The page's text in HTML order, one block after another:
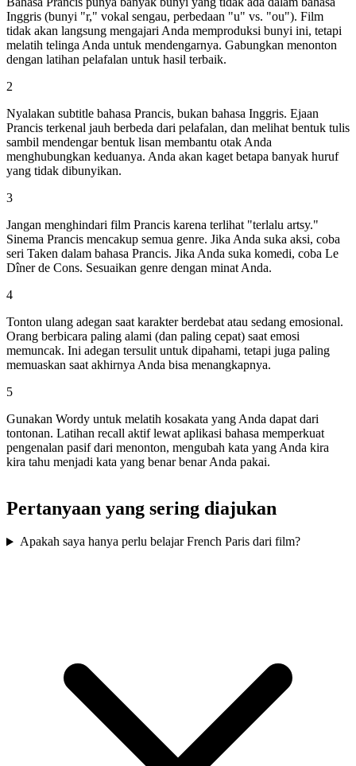
Inggris (bunyi "r," vokal sengau, perbedaan "u" vs. "ou"). Film
tidak akan langsung mengajari Anda memproduksi bunyi ini, tetapi
melatih telinga Anda untuk mendengarnya. Gabungkan menonton
dengan latihan pelafalan untuk hasil terbaik.
2
Nyalakan subtitle bahasa Prancis, bukan bahasa Inggris. Ejaan
Prancis terkenal jauh berbeda dari pelafalan, dan melihat bentuk tulis
sambil mendengar bentuk lisan membantu otak Anda
menghubungkan keduanya. Anda akan kaget betapa banyak huruf
yang tidak dibunyikan.
3
Jangan menghindari film Prancis karena terlihat "terlalu artsy."
Sinema Prancis mencakup semua genre. Jika Anda suka aksi, coba
seri Taken dalam bahasa Prancis. Jika Anda suka komedi, coba Le
Dîner de Cons. Sesuaikan genre dengan minat Anda.
4
Tonton ulang adegan saat karakter berdebat atau sedang emosional.
Orang berbicara paling alami (dan paling cepat) saat emosi
memuncak. Ini adegan tersulit untuk dipahami, tetapi juga paling
memuaskan saat akhirnya Anda bisa menangkapnya.
5
Gunakan Wordy untuk melatih kosakata yang Anda dapat dari
tontonan. Latihan recall aktif lewat aplikasi bahasa memperkuat
pengenalan pasif dari menonton, mengubah kata yang Anda kira
kira tahu menjadi kata yang benar benar Anda pakai.
Pertanyaan yang sering diajukan
Apakah saya hanya perlu belajar French Paris dari film?